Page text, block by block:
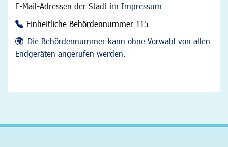
E-Mail-Adressen der Stadt im Impressum
Einheitliche Behördennummer 115
Die Behördennummer kann ohne Vorwahl von allen
Endgeräten angerufen werden.